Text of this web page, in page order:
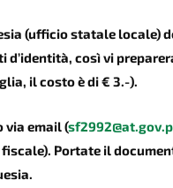
(ufficio statale locale)
d’identità, così vi
il costo è di € 3.-).
via email (
Portate il